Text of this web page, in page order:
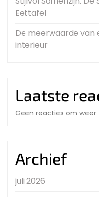
Eettafel
De meerwaarde van
interieur
Laatste
Geen reacties om weer
Archief
juli 2026